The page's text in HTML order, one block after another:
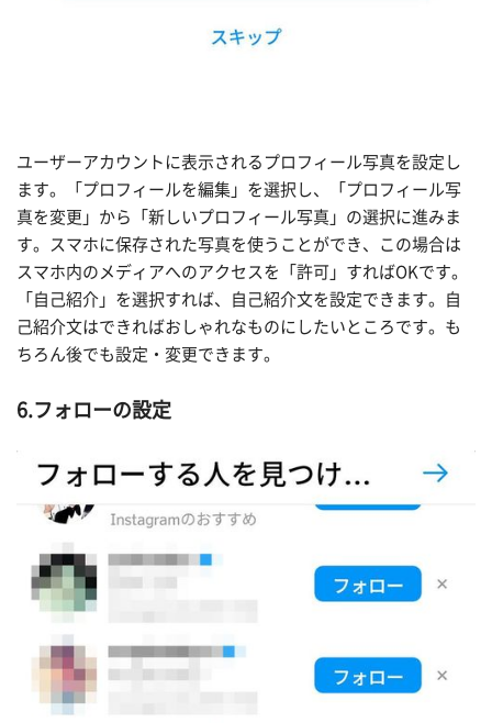
ユーザーアカウントに表示されるプロフィール写真を設定し
ます。「プロフィールを編集」を選択し、「プロフィール写
真を変更」から「新しいプロフィール写真」の選択に進みま
す。スマホに保存された写真を使うことができ、この場合は
スマホ内のメディアへのアクセスを「許可」すればOKです。
「自己紹介」を選択すれば、自己紹介文を設定できます。自
己紹介文はできればおしゃれなものにしたいところです。も
ちろん後でも設定・変更できます。
6.フォローの設定